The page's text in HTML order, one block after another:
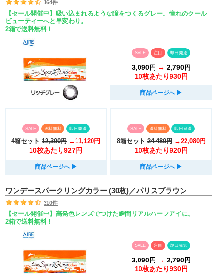
164件
【セール開催中】吸い込まれるような瞳をつくるグレー。憧れのクール
ビューティーへと早変わり。
2箱で送料無料！
SALE 注目 即日発送
3,090円→ 2,790円
10枚あたり930円
商品ページへ ▶︎
SALE 送料無料 即日発送
4箱セット 12,300円 →11,120円
10枚あたり927円
商品ページへ ▶︎
SALE 送料無料 即日発送
8箱セット 24,480円 →22,080円
10枚あたり920円
商品ページへ ▶︎
ワンデースパークリングカラー (30枚)／パリスブラウン
310件
【セール開催中】高発色レンズでつけた瞬間リアルハーフアイに。
2箱で送料無料！
SALE 注目 即日発送
3,090円→ 2,790円
10枚あたり930円